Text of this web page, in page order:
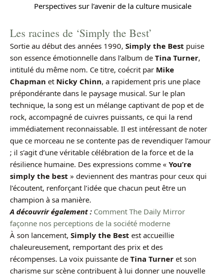
Perspectives sur l’avenir de la culture musicale
Les racines de ‘Simply the Best’
Sortie au début des années 1990, Simply the Best puise
son essence émotionnelle dans l’album de Tina Turner,
intitulé du même nom. Ce titre, coécrit par Mike
Chapman et Nicky Chinn, a rapidement pris une place
prépondérante dans le paysage musical. Sur le plan
technique, la song est un mélange captivant de pop et de
rock, accompagné de cuivres puissants, ce qui la rend
immédiatement reconnaissable. Il est intéressant de noter
que ce morceau ne se contente pas de revendiquer l’amour
; il s’agit d’une véritable célébration de la force et de la
résilience humaine. Des expressions comme « You’re
simply the best » deviennent des mantras pour ceux qui
l’écoutent, renforçant l’idée que chacun peut être un
champion à sa manière.
A découvrir également : Comment The Daily Mirror
façonne nos perceptions de la société moderne
À son lancement, Simply the Best est accueillie
chaleureusement, remportant des prix et des
récompenses. La voix puissante de Tina Turner et son
charisme sur scène contribuent à lui donner une nouvelle